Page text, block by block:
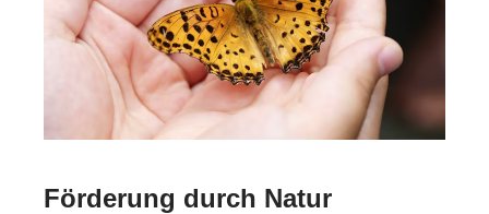
Förderung durch Natur